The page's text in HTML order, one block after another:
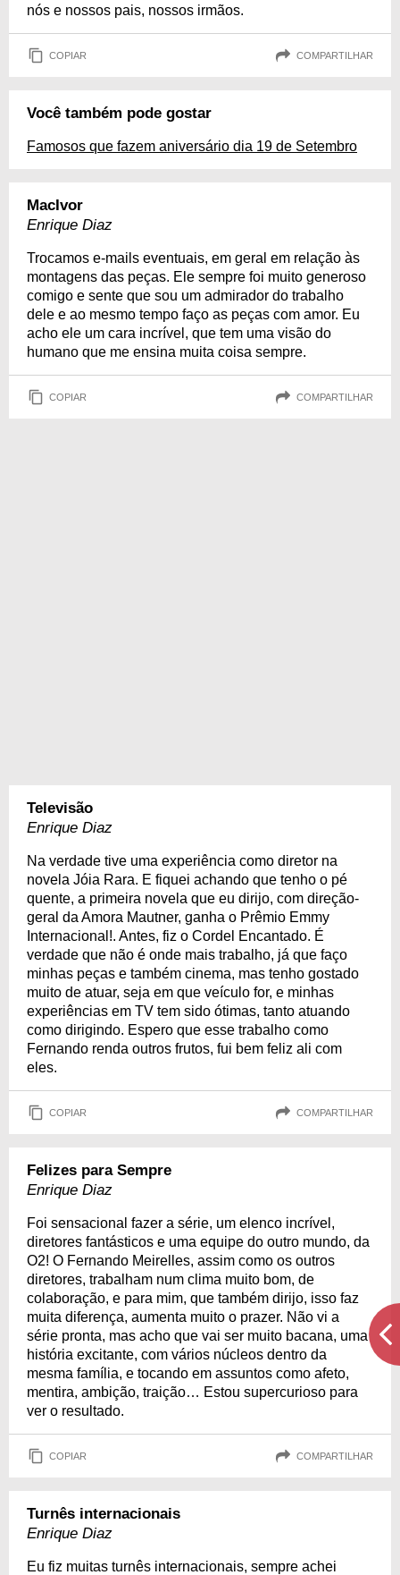
nós e nossos pais, nossos irmãos.
COPIAR COMPARTILHAR
Você também pode gostar
Famosos que fazem aniversário dia 19 de Setembro
MacIvor
Enrique Diaz
Trocamos e-mails eventuais, em geral em relação às
montagens das peças. Ele sempre foi muito generoso
comigo e sente que sou um admirador do trabalho
dele e ao mesmo tempo faço as peças com amor. Eu
acho ele um cara incrível, que tem uma visão do
humano que me ensina muita coisa sempre.
COPIAR COMPARTILHAR
Televisão
Enrique Diaz
Na verdade tive uma experiência como diretor na
novela Jóia Rara. E fiquei achando que tenho o pé
quente, a primeira novela que eu dirijo, com direção-
geral da Amora Mautner, ganha o Prêmio Emmy
Internacional!. Antes, fiz o Cordel Encantado. É
verdade que não é onde mais trabalho, já que faço
minhas peças e também cinema, mas tenho gostado
muito de atuar, seja em que veículo for, e minhas
experiências em TV tem sido ótimas, tanto atuando
como dirigindo. Espero que esse trabalho como
Fernando renda outros frutos, fui bem feliz ali com
eles.
COPIAR COMPARTILHAR
Felizes para Sempre
Enrique Diaz
Foi sensacional fazer a série, um elenco incrível,
diretores fantásticos e uma equipe do outro mundo, da
O2! O Fernando Meirelles, assim como os outros
diretores, trabalham num clima muito bom, de
colaboração, e para mim, que também dirijo, isso faz
muita diferença, aumenta muito o prazer. Não vi a
série pronta, mas acho que vai ser muito bacana, uma
história excitante, com vários núcleos dentro da
mesma família, e tocando em assuntos como afeto,
mentira, ambição, traição… Estou supercurioso para
ver o resultado.
COPIAR COMPARTILHAR
Turnês internacionais
Enrique Diaz
Eu fiz muitas turnês internacionais, sempre achei